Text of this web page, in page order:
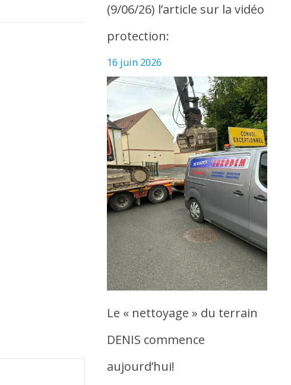
(9/06/26) l’article sur la vidéo
protection:
16 juin 2026
Le « nettoyage » du terrain
DENIS commence
aujourd’hui!